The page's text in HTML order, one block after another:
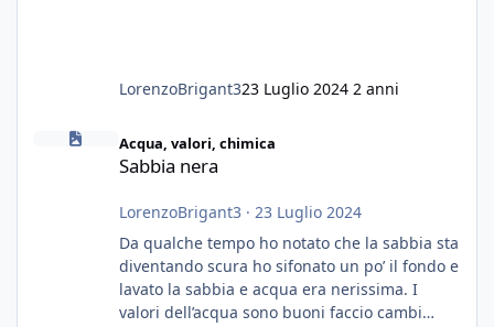
LorenzoBrigant323 Luglio 2024 2 anni
Sabbia nera
Acqua, valori, chimica
Sabbia nera
LorenzoBrigant3 · 23 Luglio 2024
Da qualche tempo ho notato che la sabbia sta
diventando scura ho sifonato un po’ il fondo e
lavato la sabbia e acqua era nerissima. I
valori dell’acqua sono buoni faccio cambi